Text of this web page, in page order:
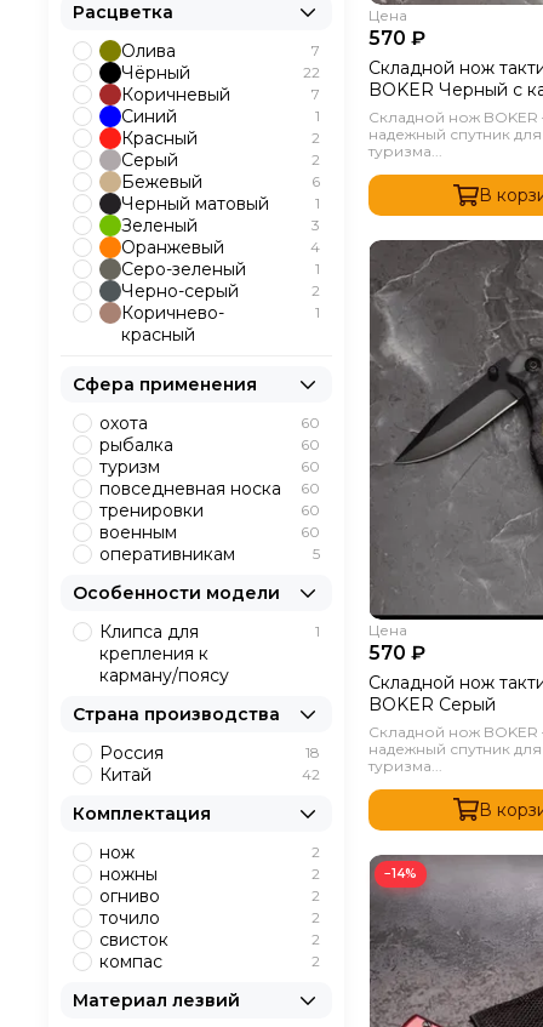
Цена
570 ₽
Складной нож
BOKER Черный с
Складной нож BOKER
надежный спутник
туризма...
В
Цена
570 ₽
Складной нож
BOKER Серый
Складной нож BOKER
надежный спутник для
туризма...
В
−14%
Расцветка
Олива
7
Чёрный 22
Коричневый 7
Синий 1
Красный 2
Серый 2
Бежевый 6
Черный матовый 1
Зеленый 3
Оранжевый 4
Серо-зеленый 1
Черно-серый 2
Коричнево-
красный
1
Сфера применения
охота
60
рыбалка 60
туризм 60
повседневная носка 60
тренировки 60
военным 60
оперативникам 5
Особенности модели
Клипса для
крепления к
карману/поясу
1
Страна производства
Россия
18
Китай 42
Комплектация
нож
2
ножны 2
огниво 2
точило 2
свисток 2
компас 2
Материал лезвий